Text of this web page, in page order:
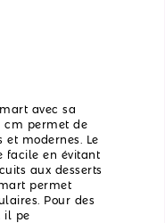
avec sa
cm permet de
et modernes. Le
facile en évitant
aux desserts
permet
Pour des
il pe